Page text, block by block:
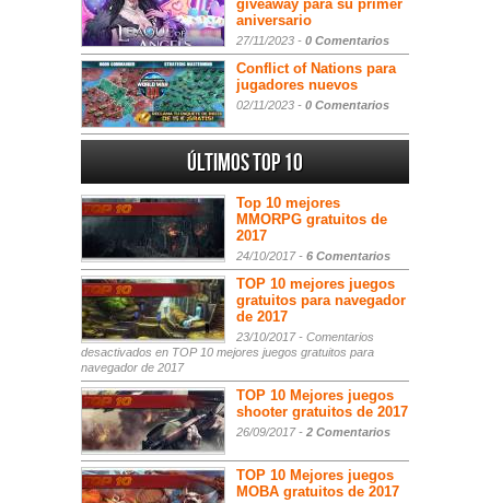
giveaway para su primer
aniversario
27/11/2023 - 0 Comentarios
Conflict of Nations para
jugadores nuevos
02/11/2023 - 0 Comentarios
Últimos Top 10
Top 10 mejores
MMORPG gratuitos de
2017
24/10/2017 - 6 Comentarios
TOP 10 mejores juegos
gratuitos para navegador
de 2017
23/10/2017 - Comentarios
desactivados en TOP 10 mejores juegos gratuitos para
navegador de 2017
TOP 10 Mejores juegos
shooter gratuitos de 2017
26/09/2017 - 2 Comentarios
TOP 10 Mejores juegos
MOBA gratuitos de 2017